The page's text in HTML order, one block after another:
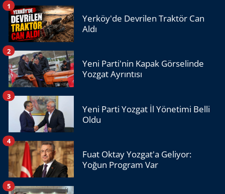
Yerköy'de Devrilen Traktör Can
Aldı
1
Yeni Parti'nin Kapak Görselinde
Yozgat Ayrıntısı
2
Yeni Parti Yozgat İl Yönetimi Belli
Oldu
3
Fuat Oktay Yozgat'a Geliyor:
Yoğun Program Var
4
5